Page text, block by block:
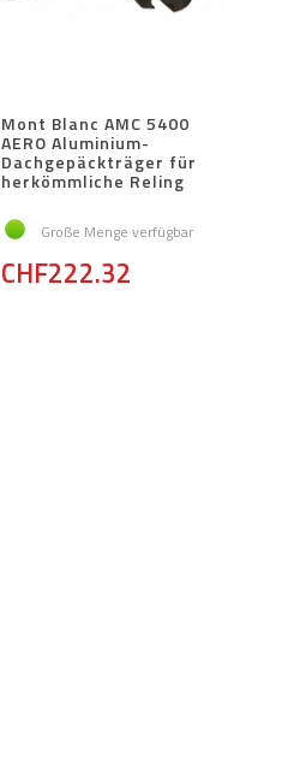
Mont Blanc AMC 5400
AERO Aluminium-
Dachgepäckträger für
herkömmliche Reling
Große Menge verfügbar
CHF222.32